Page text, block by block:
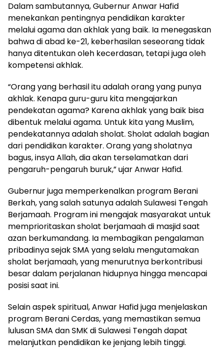
Dalam sambutannya, Gubernur Anwar Hafid
menekankan pentingnya pendidikan karakter
melalui agama dan akhlak yang baik. Ia menegaskan
bahwa di abad ke-21, keberhasilan seseorang tidak
hanya ditentukan oleh kecerdasan, tetapi juga oleh
kompetensi akhlak.
“Orang yang berhasil itu adalah orang yang punya
akhlak. Kenapa guru-guru kita mengajarkan
pendekatan agama? Karena akhlak yang baik bisa
dibentuk melalui agama. Untuk kita yang Muslim,
pendekatannya adalah sholat. Sholat adalah bagian
dari pendidikan karakter. Orang yang sholatnya
bagus, insya Allah, dia akan terselamatkan dari
pengaruh-pengaruh buruk,” ujar Anwar Hafid.
Gubernur juga memperkenalkan program Berani
Berkah, yang salah satunya adalah Sulawesi Tengah
Berjamaah. Program ini mengajak masyarakat untuk
memprioritaskan sholat berjamaah di masjid saat
azan berkumandang. Ia membagikan pengalaman
pribadinya sejak SMA yang selalu mengutamakan
sholat berjamaah, yang menurutnya berkontribusi
besar dalam perjalanan hidupnya hingga mencapai
posisi saat ini.
Selain aspek spiritual, Anwar Hafid juga menjelaskan
program Berani Cerdas, yang memastikan semua
lulusan SMA dan SMK di Sulawesi Tengah dapat
melanjutkan pendidikan ke jenjang lebih tinggi.